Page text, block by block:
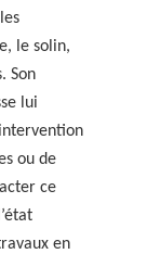
le solin,
Son
lui
ou de
ce
en